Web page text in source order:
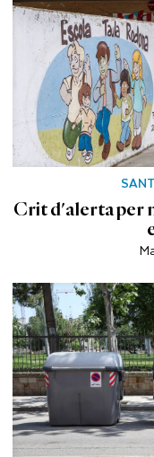
Crit d'alerta per